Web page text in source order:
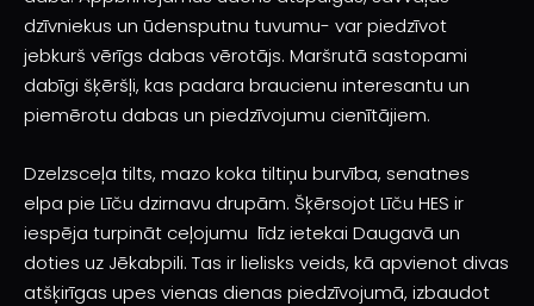
dzīvniekus un ūdensputnu tuvumu- var piedzīvot
jebkurš vērīgs dabas vērotājs. Maršrutā sastopami
dabīgi šķēršļi, kas padara braucienu interesantu un
piemērotu dabas un piedzīvojumu cienītājiem.
Dzelzsceļa tilts, mazo koka tiltiņu burvība, senatnes
elpa pie Līču dzirnavu drupām. Šķērsojot Līču HES ir
iespēja turpināt ceļojumu līdz ietekai Daugavā un
doties uz Jēkabpili. Tas ir lielisks veids, kā apvienot divas
atšķirīgas upes vienas dienas piedzīvojumā, izbaudot